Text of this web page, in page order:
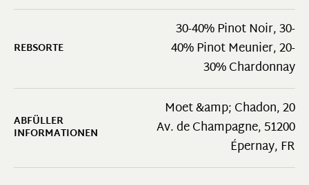
REBSORTE
30-40% Pinot Noir, 30-
40% Pinot Meunier, 20-
30% Chardonnay
ABFÜLLER
INFORMATIONEN
Moet &amp; Chadon, 20
Av. de Champagne, 51200
Épernay, FR